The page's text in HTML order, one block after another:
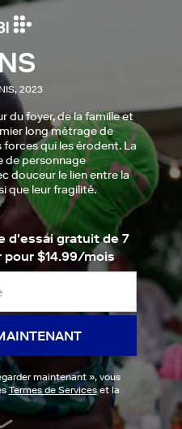
2023
du foyer, de la famille et
long métrage de
qui les érodent. La
de personnage
douceur le lien entre la
que leur fragilité.
d'essai gratuit de 7
pour $14.99/mois
maintenant», vous
Termes de Serviceset la